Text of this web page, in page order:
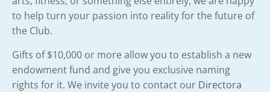
to help turn your passion into reality for the future of
the Club.
Gifts of $10,000 or more allow you to establish a new
endowment fund and give you exclusive naming
rights for it. We invite you to contact our Directora